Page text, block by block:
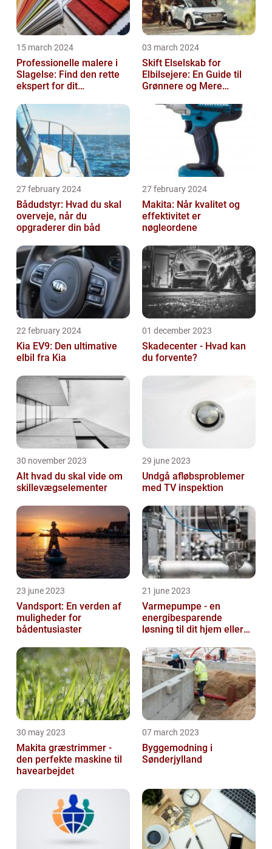
15 march 2024
Professionelle malere i
Slagelse: Find den rette
ekspert for dit
03 march 2024
Skift Elselskab for
Elbilsejere: En Guide til
Grønnere og Mere
27 february 2024
Bådudstyr: Hvad du skal
overveje, når du
opgraderer din båd
27 february 2024
Makita: Når kvalitet og
effektivitet er
nøgleordene
22 february 2024
Kia EV9: Den ultimative
elbil fra Kia
01 december 2023
Skadecenter - Hvad kan
du forvente?
30 november 2023
Alt hvad du skal vide om
skillevægselementer
29 june 2023
Undgå afløbsproblemer
med TV inspektion
23 june 2023
Vandsport: En verden af
muligheder for
bådentusiaster
21 june 2023
Varmepumpe - en
energibesparende
løsning til dit hjem eller
30 may 2023
Makita græstrimmer -
den perfekte maskine til
havearbejdet
07 march 2023
Byggemodning i
Sønderjylland